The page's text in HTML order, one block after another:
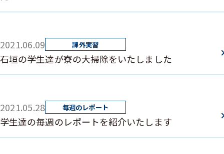
2021.06.09
石垣の学生達が寮の大掃除をいたしました
2021.05.28
学生達の毎週のレポートを紹介いたします